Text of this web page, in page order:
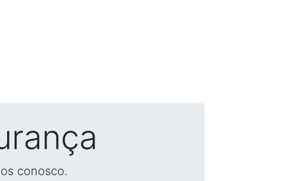
conosco.